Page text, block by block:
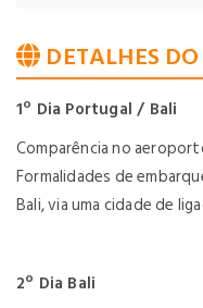
DETALHES
1º Dia Portugal / Bali
Comparência no
Formalidades de
Bali, via uma cidade de
2º Dia Bali